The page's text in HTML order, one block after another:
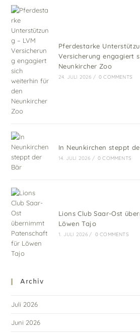
Pferdestarke
Versicherung engagiert
Neunkircher Zoo
24. JULI 2026 / 0 COMMENTS
In Neunkirchen steppt
14. JULI 2026 / 0 COMMENTS
Lions Club Saar-Ost
Löwen Tajo
1. JULI 2026 / 0 COMMENTS
Archiv
Juli 2026
Juni 2026